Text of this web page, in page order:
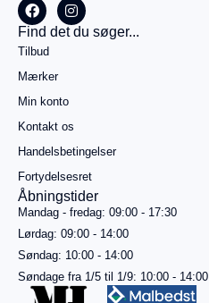
alt
Køb for
499,00kr.
mere for
gratis
betaling
kurv
Find det du søger...
Tilbud
Mærker
Min konto
Kontakt os
Handelsbetingelser
Fortydelsesret
Åbningstider
Mandag - fredag: 09:00 - 17:30
Lørdag: 09:00 - 14:00
Søndag: 10:00 - 14:00
Søndage fra 1/5 til 1/9: 10:00 - 14:00